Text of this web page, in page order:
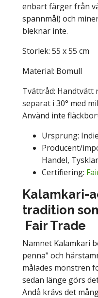
enbart färger från
spannmål) och
bleknar inte.
Storlek: 55 x 55 cm
Material: Bomull
Tvättråd: Handtvätt
separat i 30° med
Använd inte
Ursprung:
Producent/
Handel,
Certifiering:
Kalamkari-
tradition
Fair Trade
Namnet Kalamkari
penna" och
målades mönstren
sedan länge görs
Ändå krävs det